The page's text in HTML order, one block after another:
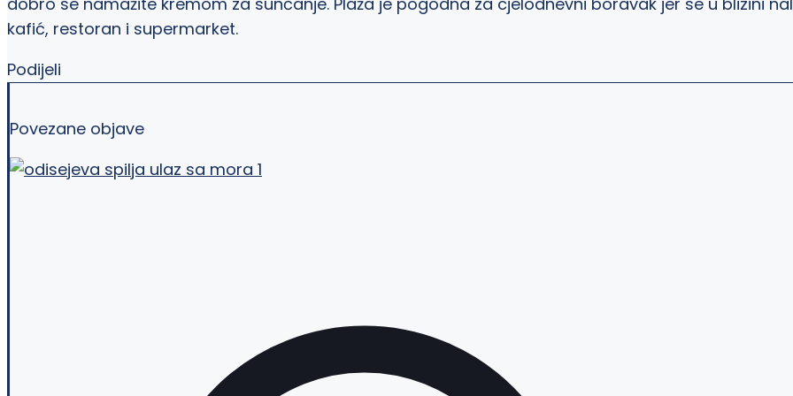
kafić, restoran i supermarket.
Podijeli
Povezane objave